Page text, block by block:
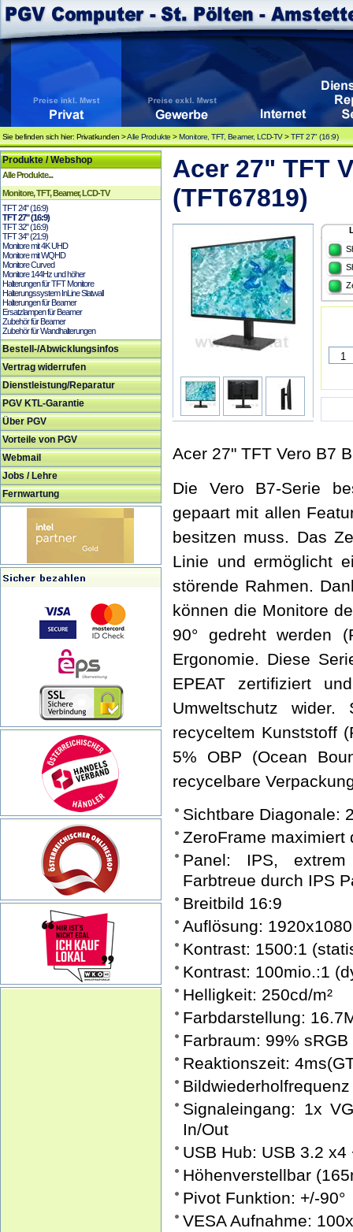
Sie befinden sich hier: Privatkunden >Alle Produkte >Monitore, TFT, Beamer, LCD-TV>TFT 27" (16:9)
Produkte / Webshop
Alle Produkte...
Monitore, TFT, Beamer, LCD-TV
TFT 24" (16:9)
TFT 27" (16:9)
TFT 32" (16:9)
TFT 34" (21:9)
Monitore mit 4K UHD
Monitore mit WQHD
Monitore Curved
Monitore 144Hz und höher
Halterungen für TFT Monitore
Halterungssystem InLine Slatwall
Halterungen für Beamer
Ersatzlampen für Beamer
Zubehör für Beamer
Zubehör für Wandhalterungen
Bestell-/Abwicklungsinfos
Vertrag widerrufen
Dienstleistung/Reparatur
PGV KTL-Garantie
Über PGV
Vorteile von PGV
Webmail
Jobs / Lehre
Fernwartung
Acer 27" TFT
(TFT67819)
Acer 27" TFT Vero B7
Die Vero B7-Serie
gepaart mit allen
besitzen muss. Das
Linie und ermöglicht
störende Rahmen.
können die Monitore
90° gedreht werden
Ergonomie. Diese
EPEAT zertifiziert
Umweltschutz
recyceltem Kunststoff
5% OBP (Ocean
recycelbare
Sichtbare Diagonale:
ZeroFrame maximiert
Panel: IPS,
Farbtreue durch IPS
Breitbild 16:9
Auflösung:
Kontrast: 1500:1
Kontrast: 100mio.:1
Helligkeit: 250cd/m²
Farbdarstellung:
Farbraum: 99% sRGB
Reaktionszeit:
Signaleingang: 1x
In/Out
USB Hub: USB 3.2
Höhenverstellbar
Pivot Funktion: +/-90°
VESA Aufnahme: